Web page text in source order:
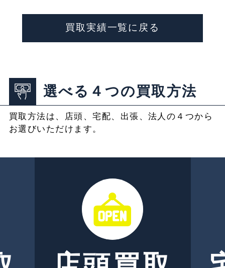
買取実績一覧に戻る
選べる４つの買取方法
買取方法は、店頭、宅配、出張、法人の４つから
お選びいただけます。